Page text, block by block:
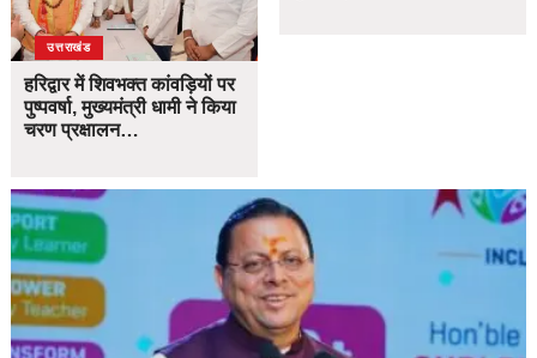
उत्तराखंड
हरिद्वार में शिवभक्त कांवड़ियों पर
पुष्पवर्षा, मुख्यमंत्री धामी ने किया
चरण प्रक्षालन…